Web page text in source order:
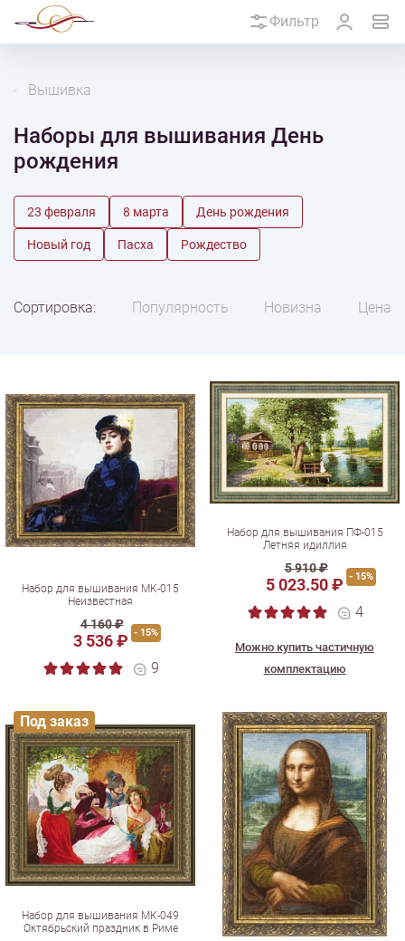
Фильтр
Вышивка
Наборы для вышивания День
рождения
23 февраля 8 марта День рождения
Новый год Пасха Рождество
Сортировка: Популярность Новизна Цена
Набор для вышивания МК-015
Неизвестная
4 160 ₽
3 536 ₽ - 15%
9
Набор для вышивания ПФ-015
Летняя идиллия
5 910 ₽
5 023.50 ₽ - 15%
4
Можно купить частичную
комплектацию
Набор для вышивания МК-049
Октябрьский праздник в Риме
Под заказ